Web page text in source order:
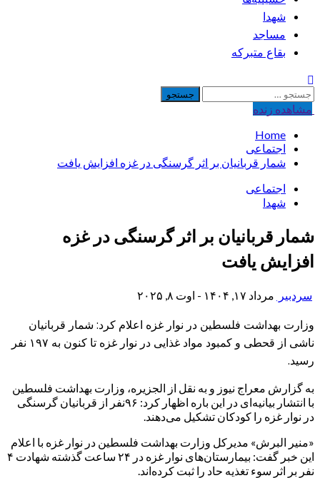
شهدا
مساجد
بقاع متبرکه
جستجو
برای:
مشاهده‌ زنده
Home
اجتماعی
شمار قربانیان بر اثر گرسنگی در غزه افزایش یافت
اجتماعی
شهدا
شمار قربانیان بر اثر گرسنگی در غزه
افزایش یافت
سردبیر مرداد ۱۷, ۱۴۰۴ - اوت ۸, ۲۰۲۵
وزارت بهداشت فلسطین در نوار غزه اعلام کرد: شمار قربانیان
ناشی از قحطی و کمبود مواد غذایی در نوار غزه تا کنون به ۱۹۷ نفر
رسید.
به گزارش معراج نیوز و به نقل از الجزیره، وزارت بهداشت فلسطین
با انتشار بیانیه‌ای در این باره اظهار کرد: ۹۶نفر از قربانیان گرسنگی
در نوار غزه را کودکان تشکیل می‌دهند.
«منیر البرش» مدیرکل وزارت بهداشت فلسطین در نوار غزه با اعلام
این خبر گفت: بیمارستان‌های نوار غزه در ۲۴ ساعت گذشته شهادت ۴
نفر بر اثر سوء تغذیه حاد را ثبت کرده‌اند.